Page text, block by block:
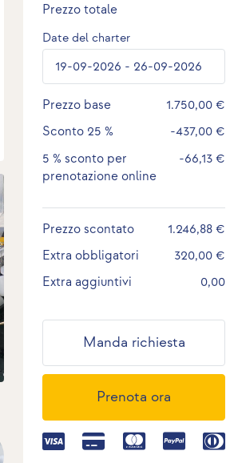
Prezzo totale
Date del charter
Prezzo base
1.750,00 €
Sconto 25 %
-437,00 €
5 % sconto per
prenotazione online
-66,13 €
Prezzo scontato
1.246,88 €
Extra obbligatori
320,00 €
Extra aggiuntivi
0,00
Manda richiesta
Prenota ora